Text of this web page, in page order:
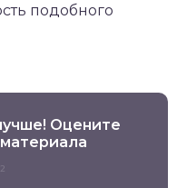
подобного
Оцените